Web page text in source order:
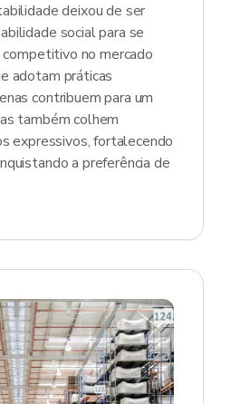
deixou de ser
social para se
no mercado
adotam práticas
contribuem para um
também colhem
expressivos, fortalecendo
a preferência de